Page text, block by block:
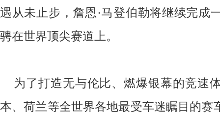
遇从未止步，詹恩·马登伯勒将继续完成
骋在世界顶尖赛道上。
为了打造无与伦比、燃爆银幕的竞速
本、荷兰等全世界各地最受车迷瞩目的赛